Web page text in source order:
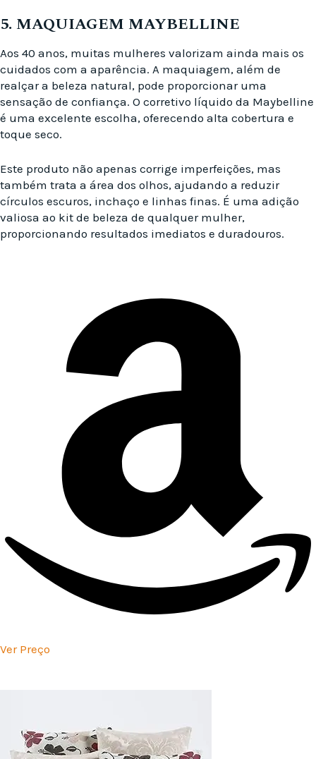
5. MAQUIAGEM MAYBELLINE
Aos 40 anos, muitas mulheres valorizam ainda mais os
cuidados com a aparência. A maquiagem, além de
realçar a beleza natural, pode proporcionar uma
sensação de confiança. O corretivo líquido da Maybelline
é uma excelente escolha, oferecendo alta cobertura e
toque seco.
Este produto não apenas corrige imperfeições, mas
também trata a área dos olhos, ajudando a reduzir
círculos escuros, inchaço e linhas finas. É uma adição
valiosa ao kit de beleza de qualquer mulher,
proporcionando resultados imediatos e duradouros.
Ver Preço